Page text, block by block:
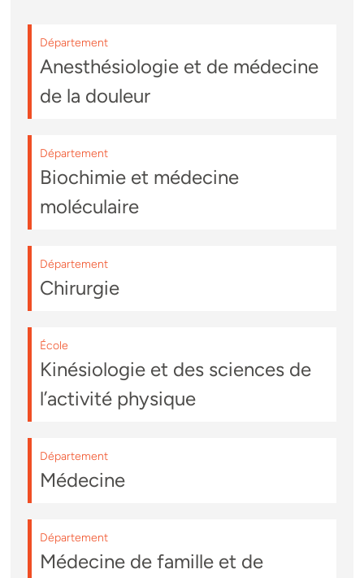
Département
Anesthésiologie et de médecine
de la douleur
Département
Biochimie et médecine
moléculaire
Département
Chirurgie
École
Kinésiologie et des sciences de
l’activité physique
Département
Médecine
Département
Médecine de famille et de